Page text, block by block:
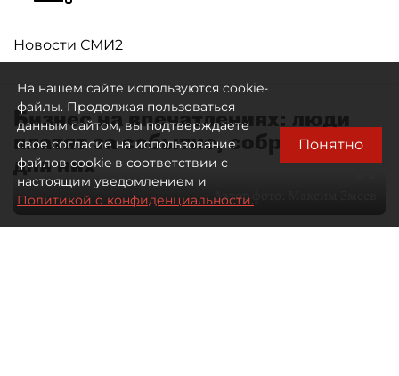
Новости СМИ2
Бизнес на впечатлениях: люди
платят за событие, собранное
для них
Автор фото:
На нашем сайте используются cookie-
файлы. Продолжая пользоваться
данным сайтом, вы подтверждаете
свое согласие на использование
файлов cookie в соответствии с
настоящим уведомлением и
Политикой о конфиденциальности.
Понятно